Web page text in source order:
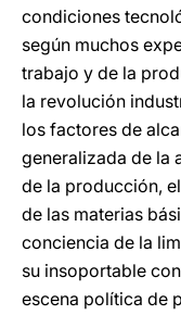
condiciones
según muchos
trabajo y de la
la revolución
los factores de
generalizada de la
de la producción,
de las materias
conciencia de la
su insoportable
escena política de